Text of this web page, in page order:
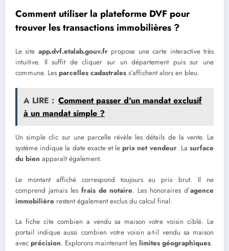
Comment utiliser la plateforme DVF pour
trouver les transactions immobilières ?
Le site app.dvf.etalab.gouv.frpropose une carte interactive très
intuitive. Il suffit de cliquer sur un département puis sur une
commune. Les parcelles cadastrales s’affichent alors en bleu.
A LIRE : Comment passer d'un mandat exclusif
à un mandat simple ?
Un simple clic sur une parcelle révèle les détails de la vente. Le
système indique la date exacte et leprix net vendeur. Lasurface
du bien apparaît également.
Le montant affiché correspond toujours au prix brut. Il ne
comprend jamais les frais de notaire. Les honoraires d’agence
immobilière restent également exclus du calcul final.
La fiche cite combien a vendu sa maison votre voisin ciblé. Le
portail indique aussi combien votre voisin a-t-il vendu sa maison
avec précision. Explorons maintenant les limites géographiques.